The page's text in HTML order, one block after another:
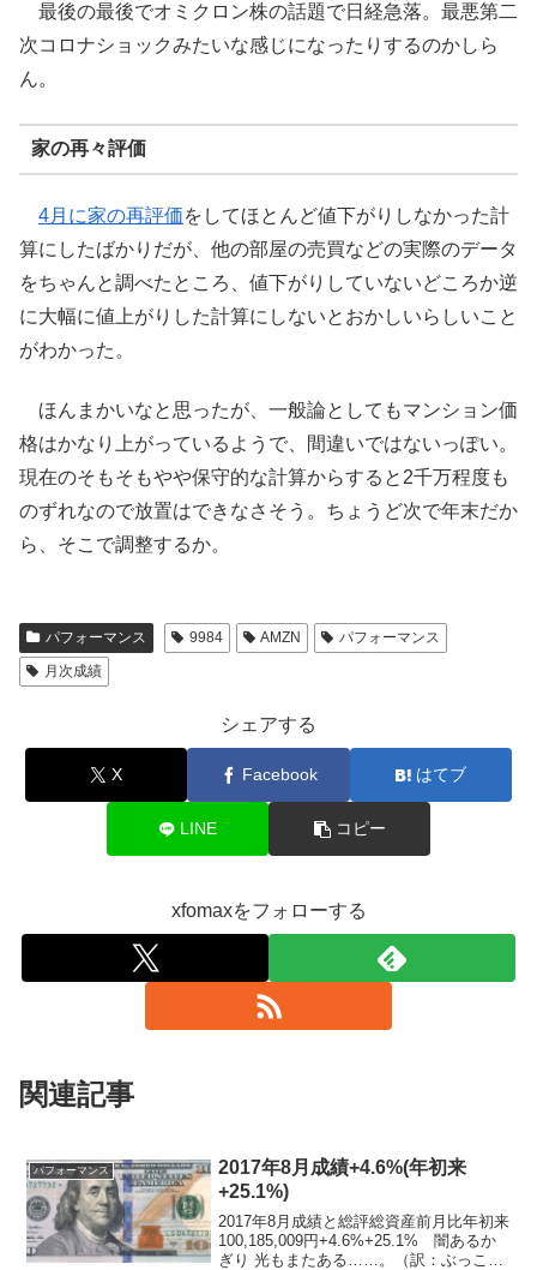
最後の最後でオミクロン株の話題で日経急落。最悪第二
次コロナショックみたいな感じになったりするのかしら
ん。
家の再々評価
4月に家の再評価をしてほとんど値下がりしなかった計
算にしたばかりだが、他の部屋の売買などの実際のデータ
をちゃんと調べたところ、値下がりしていないどころか逆
に大幅に値上がりした計算にしないとおかしいらしいこと
がわかった。
ほんまかいなと思ったが、一般論としてもマンション価
格はかなり上がっているようで、間違いではないっぽい。
現在のそもそもやや保守的な計算からすると2千万程度も
のずれなので放置はできなさそう。ちょうど次で年末だか
ら、そこで調整するか。
パフォーマンス 9984 AMZN
パフォーマンス
月次成績
シェアする
X Facebook はてブ
LINE コピー
xfomaxをフォローする
関連記事
パフォーマンス
2017年8月成績+4.6%(年初来
+25.1%)
2017年8月成績と総評総資産前月比年初来
100,185,009円+4.6%+25.1% 闇あるか
ぎり 光もまたある……。（訳：ぶっこい